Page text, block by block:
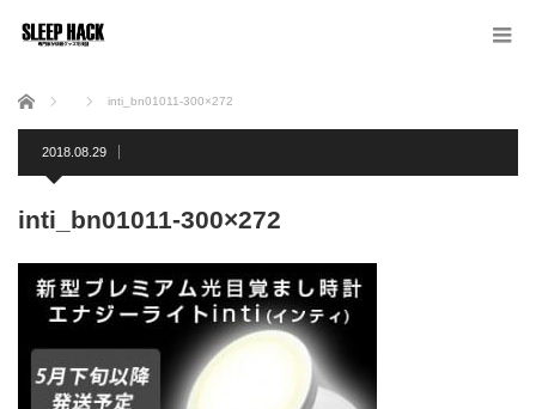
ホーム inti_bn01011-300×272
2018.08.29
inti_bn01011-300×272